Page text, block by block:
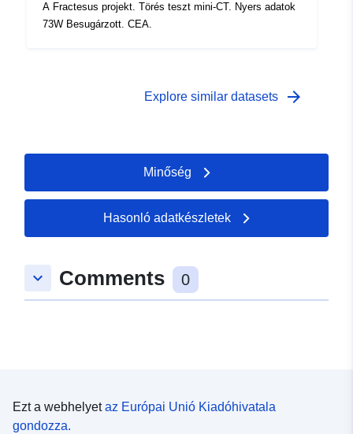
A Fractesus projekt. Törés teszt mini-CT. Nyers adatok
73W Besugárzott. CEA.
Explore similar datasets arrow_forward
Minőség
Hasonló adatkészletek
keyboard_arrow_down Comments 0
Ezt a webhelyetaz Európai Unió Kiadóhivatala
gondozza.